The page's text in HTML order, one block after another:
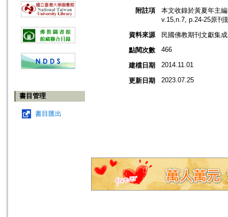
書目管理
書目匯出
附註項
本文收錄於黃夏年主
v.15,n.7, p.24-25原刊
資料來源
民國佛教期刊文獻集
點閱次數
466
建檔日期 2014.11.01
更新日期 2023.07.25